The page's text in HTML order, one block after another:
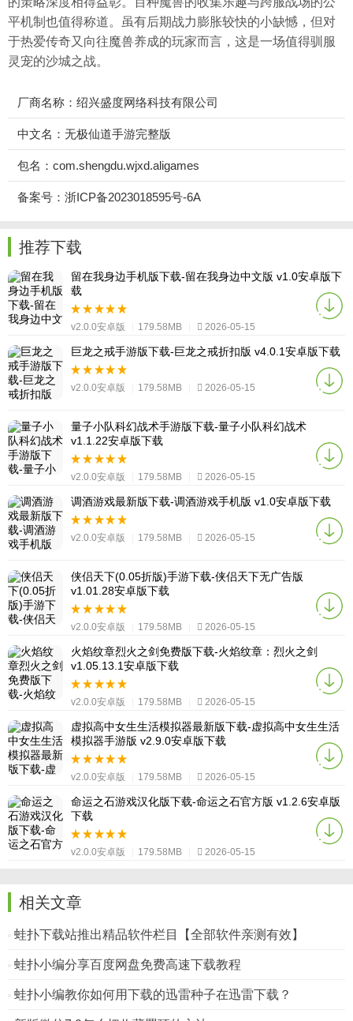
平机制也值得称道。虽有后期战力膨胀较快的小缺憾，但对
于热爱传奇又向往魔兽养成的玩家而言，这是一场值得驯服
灵宠的沙城之战。
厂商名称：绍兴盛度网络科技有限公司
中文名：无极仙道手游完整版
包名：com.shengdu.wjxd.aligames
备案号：浙ICP备2023018595号-6A
推荐下载
留在我身边手机版下载-留在我身边中文版 v1.0安卓版下
载
v2.0.0安卓版 179.58MB 2026-05-15
巨龙之戒手游版下载-巨龙之戒折扣版 v4.0.1安卓版下载
v2.0.0安卓版 179.58MB 2026-05-15
量子小队科幻战术手游版下载-量子小队科幻战术
v1.1.22安卓版下载
v2.0.0安卓版 179.58MB 2026-05-15
调酒游戏最新版下载-调酒游戏手机版 v1.0安卓版下载
v2.0.0安卓版 179.58MB 2026-05-15
侠侣天下(0.05折版)手游下载-侠侣天下无广告版
v1.01.28安卓版下载
v2.0.0安卓版 179.58MB 2026-05-15
火焰纹章烈火之剑免费版下载-火焰纹章：烈火之剑
v1.05.13.1安卓版下载
v2.0.0安卓版 179.58MB 2026-05-15
虚拟高中女生生活模拟器最新版下载-虚拟高中女生生活
模拟器手游版 v2.9.0安卓版下载
v2.0.0安卓版 179.58MB 2026-05-15
命运之石游戏汉化版下载-命运之石官方版 v1.2.6安卓版
下载
v2.0.0安卓版 179.58MB 2026-05-15
相关文章
蛙扑下载站推出精品软件栏目【全部软件亲测有效】
蛙扑小编分享百度网盘免费高速下载教程
蛙扑小编教你如何用下载的迅雷种子在迅雷下载？